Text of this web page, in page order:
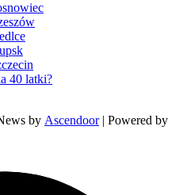
40 latki?
by Ascendoor| Powered by